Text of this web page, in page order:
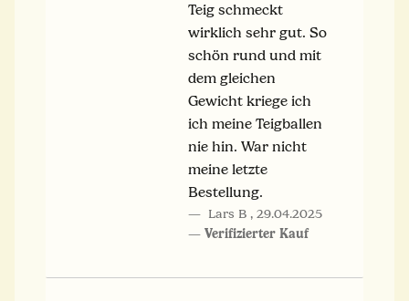
Teig schmeckt
wirklich sehr gut. So
schön rund und mit
dem gleichen
Gewicht kriege ich
ich meine Teigballen
nie hin. War nicht
meine letzte
Bestellung.
Lars B , 29.04.2025
Verifizierter Kauf